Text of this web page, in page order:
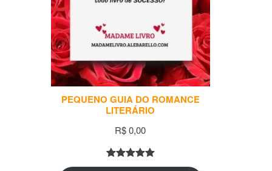
PEQUENO GUIA DO ROMANCE
LITERÁRIO
R$0,00
AVALIADO
1